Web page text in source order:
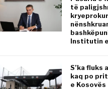
të
Institutin
S’ka fluks
kaq po
e Kosovës